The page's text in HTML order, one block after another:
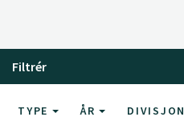
Filtrér
TYPE ÅR DIVISJON